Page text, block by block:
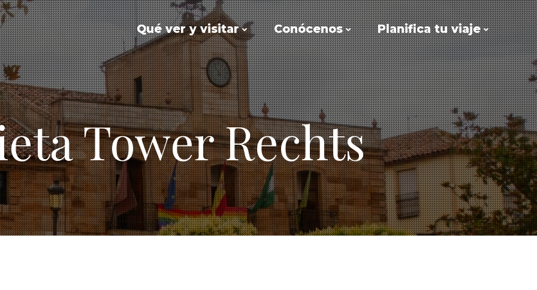
Qué ver y visitar Conócenos Planifica tu viaje
Tower Rechts